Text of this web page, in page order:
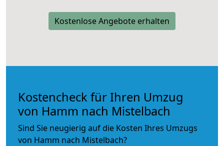
Kostenlose Angebote erhalten
Kostencheck für Ihren Umzug
von Hamm nach Mistelbach
Sind Sie neugierig auf die Kosten Ihres Umzugs
von Hamm nach Mistelbach?